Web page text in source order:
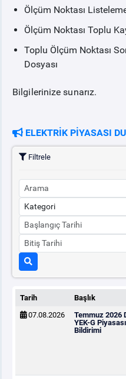
Ölçüm Noktası
Ölçüm Noktası Toplu
Toplu Ölçüm Noktası
Dosyası
Bilgilerinize sunarız.
ELEKTRİK PİYASASI
Filtrele
Tarih Başlık
07.08.2026
Temmuz 2026
YEK-G
Bildirimi